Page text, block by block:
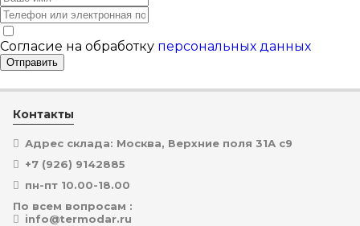
Согласие на обработку персональных данных
Отправить
Контакты
Адрес склада: Москва, Верхние поля 31А с9
+7 (926) 9142885
пн-пт 10.00-18.00
По всем вопросам :
info@termodar.ru